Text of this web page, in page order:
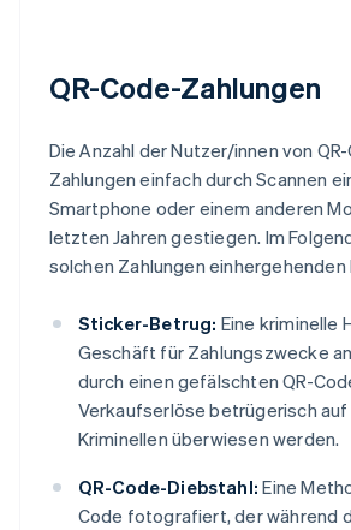
QR-Code-Zahlungen
Die Anzahl der Nutzer/innen von
Zahlungen einfach durch Scannen
Smartphone oder einem anderen
letzten Jahren gestiegen. Im
solchen Zahlungen einhergehenden
Sticker-Betrug: Eine kriminelle
Geschäft für Zahlungszwecke
durch einen gefälschten QR-
Verkaufserlöse betrügerisch
Kriminellen überwiesen werden.
QR-Code-Diebstahl: Eine
Code fotografiert, der während